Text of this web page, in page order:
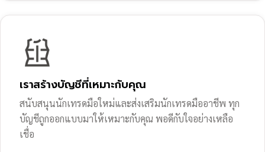
เราสร้างบัญชีที่เหมาะกับคุณ
สนับสนุนนักเทรดมือใหม่และส่งเสริมนักเทรดมืออาชีพ ทุก
บัญชีถูกออกแบบมาให้เหมาะกับคุณ พอดีกับใจอย่างเหลือ
เชื่อ